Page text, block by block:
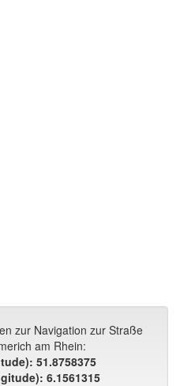
zur Navigation zur Straße
am Rhein:
51.8758375
6.1561315